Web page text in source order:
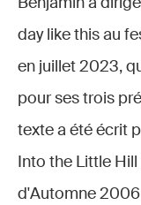
day like this au
en juillet 2023,
pour ses trois
texte a été écrit
Into the Little
d'Automne 2006